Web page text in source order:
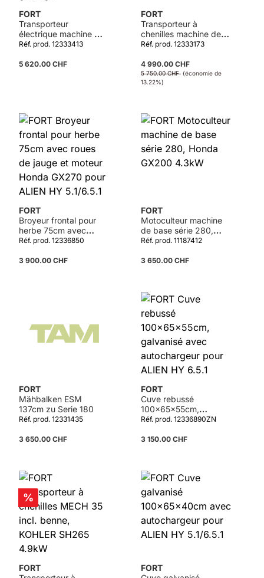
FORT
Transporteur
électrique machine de
base 600W avec
Réf. prod. 12333413
5 620.00 CHF
FORT
Transporteur à
chenilles machine de
base F410
Réf. prod. 12333173
4 990.00 CHF
5 750.00 CHF (économie de
13.22%)
FORT
Broyeur frontal pour
herbe 75cm avec
roues de jauge et
pour ALIEN HY
Réf. prod. 12336850
3 900.00 CHF
FORT
Motoculteur machine
de base série 280,
Honda GX200 4.3kW
Réf. prod. 11187412
3 650.00 CHF
FORT
Mähbalken ESM
137cm zu Serie 180
Réf. prod. 12331435
3 650.00 CHF
FORT
Cuve rebussé
100x65x55cm,
galvanisé avec
ALIEN HY 6.5.1
Réf. prod. 12336890ZN
3 150.00 CHF
Réduction
%
FORT
FORT